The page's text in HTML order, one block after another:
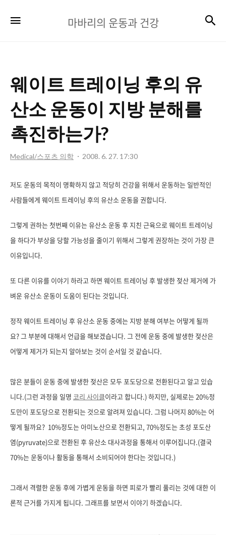
바
운
동
과
강
마바리의 운동과 건강
웨이트 트레이닝 후의 유
산소 운동이 지방 분해를
촉진하는가?
Medical/스포츠 의학 2008. 6. 27. 17:30
저도 운동의 목적이 명확하지 않고 적당히 건강을 위해서 운동하는 일반적인
사람들에게 웨이트 트레이닝 후의 유산소 운동을 권합니다.
그렇게 권하는 첫번째 이유는 유산소 운동 후 지친 근육으로 웨이트 트레이닝
을 하다가 부상을 당할 가능성을 줄이기 위해서 그렇게 권장하는 것이 가장 큰
이유입니다.
또 다른 이유를 이야기 하라고 하면 웨이트 트레이닝 후 발생한 젖산 제거에 가
벼운 유산소 운동이 도움이 된다는 것입니다.
정작 웨이트 트레이닝 후 유산소 운동 중에는 지방 분해 여부는 어떻게 될까
요? 그 부분에 대해서 언급을 해보겠습니다. 그 전에 운동 중에 발생한 젖산은
어떻게 제거가 되는지 알아보는 것이 순서일 것 같습니다.
많은 분들이 운동 중에 발생한 젖산은 모두 포도당으로 전환된다고 알고 있습
니다.(그런 과정을 일명 코리 사이클이라고 합니다.)하지만, 실제로는 20%정
도만이 포도당으로 전환되는 것으로 알려져 있습니다. 그럼 나머지 80%는 어
떻게 될까요? 10%정도는 아미노산으로 전환되고, 70%정도는 초성 포도산
염(pyruvate)으로 전환된 후 유산소 대사과정을 통해서 이루어집니다.(결국
70%는 운동이나 활동을 통해서 소비되어야 한다는 것입니다.)
그래서 격렬한 운동 후에 가볍게 운동을 하면 피로가 빨리 풀리는 것에 대한 이
론적 근거를 가지게 됩니다. 그래프를 보면서 이야기 하겠습니다.